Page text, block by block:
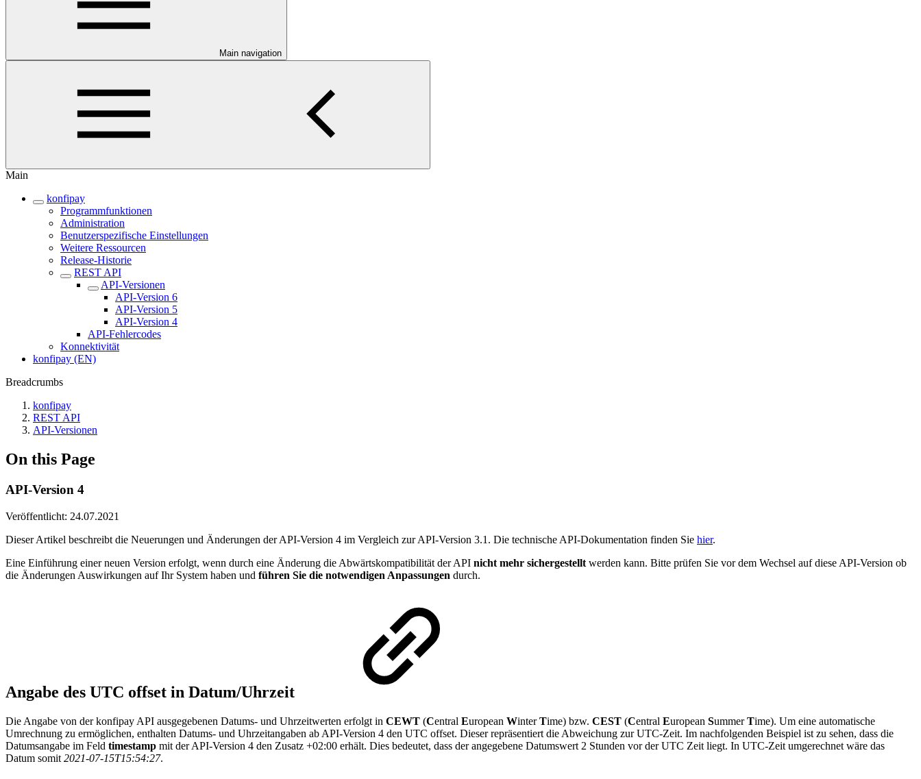
Main navigation
Main
konfipay
Programmfunktionen
Administration
Benutzerspezifische Einstellungen
Weitere Ressourcen
Release-Historie
REST API
API-Versionen
API-Version 6
API-Version 5
API-Version 4
API-Fehlercodes
Konnektivität
konfipay (EN)
Breadcrumbs
konfipay
REST API
API-Versionen
On this Page
API-Version 4
Veröffentlicht: 24.07.2021
Dieser Artikel beschreibt die Neuerungen und Änderungen der API-Version 4 im Vergleich zur API-Version 3.1. Die technische API-Dokumentation finden Sie hier.
Eine Einführung einer neuen Version erfolgt, wenn durch eine Änderung die Abwärtskompatibilität der API nicht mehr sichergestellt werden kann. Bitte prüfen Sie vor dem Wechsel auf diese API-Version ob
die Änderungen Auswirkungen auf Ihr System haben und führen Sie die notwendigen Anpassungen durch.
Angabe des UTC offset in Datum/Uhrzeit
Die Angabe von der konfipay API ausgegebenen Datums- und Uhrzeitwerten erfolgt in CEWT (Central European WinterTime) bzw. CEST (Central European SummerTime). Um eine automatische
Umrechnung zu ermöglichen, enthalten Datums- und Uhrzeitangaben ab API-Version 4 den UTC offset. Dieser repräsentiert die Abweichung zur UTC-Zeit. Im nachfolgenden Beispiel ist zu sehen, dass die
Datumsangabe im Feld timestamp mit der API-Version 4 den Zusatz +02:00 erhält. Dies bedeutet, dass der angegebene Datumswert 2 Stunden vor der UTC Zeit liegt. In UTC-Zeit umgerechnet wäre das
Datum somit 2021-07-15T15:54:27.